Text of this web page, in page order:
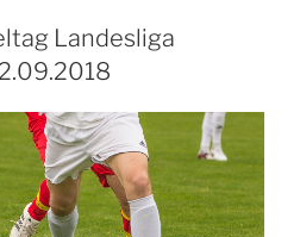
Landesliga